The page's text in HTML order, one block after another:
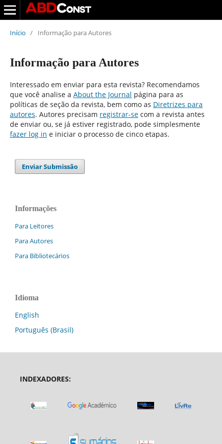
Início / Informação para Autores
Informação para Autores
Interessado em enviar para esta revista? Recomendamos
que você analise a About the Journal página para as
políticas de seção da revista, bem como as Diretrizes para
autores. Autores precisam registrar-secom a revista antes
de enviar ou, se já estiver registrado, pode simplesmente
fazer log in e iniciar o processo de cinco etapas.
Enviar Submissão
Informações
Para Leitores
Para Autores
Para Bibliotecários
Idioma
English
Português (Brasil)
INDEXADORES: